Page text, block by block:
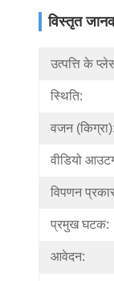
विस्तृत
उत्पत्ति के
स्थिति:
वजन (किग्रा):
वीडियो
विपणन
प्रमुख घटक:
आवेदन: